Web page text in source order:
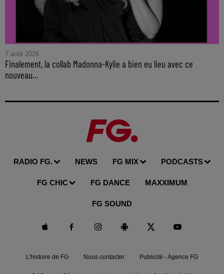
7 août 2026
Finalement, la collab Madonna-Kylie a bien eu lieu avec ce
nouveau...
RADIO FG. NEWS FG MIX PODCASTS
FG CHIC FG DANCE MAXXIMUM
FG SOUND
L'histoire de FG Nous contacter Publicité - Agence FG